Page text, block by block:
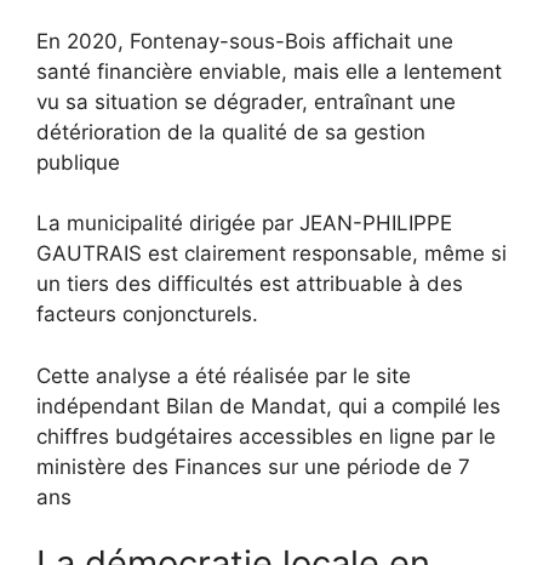
En 2020, Fontenay-sous-Bois affichait une
santé financière enviable, mais elle a lentement
vu sa situation se dégrader, entraînant une
détérioration de la qualité de sa gestion
publique
La municipalité dirigée par JEAN-PHILIPPE
GAUTRAIS est clairement responsable, même si
un tiers des difficultés est attribuable à des
facteurs conjoncturels.
Cette analyse a été réalisée par le site
indépendant Bilan de Mandat, qui a compilé les
chiffres budgétaires accessibles en ligne par le
ministère des Finances sur une période de 7
ans